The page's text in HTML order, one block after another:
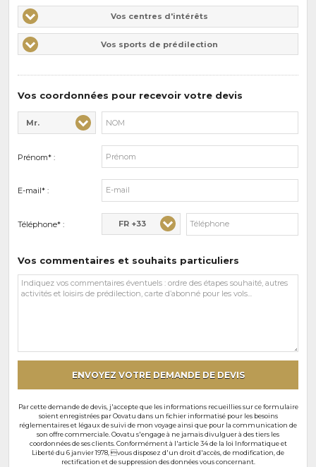
Vos
centres
d'intérêts
Vos centres d'intérêts
Vos
sports
de
Vos sports de prédilection
Vos coordonnées pour recevoir votre devis
Civilité* :
Mr.
Nom* :
Prénom* :
E-mail* :
Téléphone* : FR +33
Vos commentaires et souhaits particuliers
Vos
commentaires
ENVOYEZ VOTRE DEMANDE DE DEVIS
Par cette demande de devis, j'accepte que les informations recueillies sur ce formulaire
soient enregistrées par Oovatu dans un fichier informatisé pour les besoins
réglementaires et légaux de suivi de mon voyage ainsi que pour la communication de
son offre commerciale. Oovatu s'engage à ne jamais divulguer à des tiers les
coordonnées de ses clients. Conformément à l'article 34 de la loi Informatique et
Liberté du 6 janvier 1978, vous disposez d'un droit d'accès, de modification, de
rectification et de suppression des données vous concernant.